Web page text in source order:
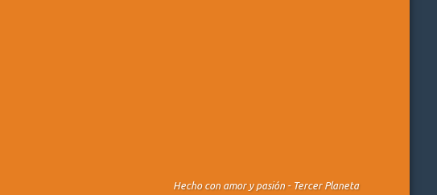
Hecho con amor y pasión - Tercer Planeta